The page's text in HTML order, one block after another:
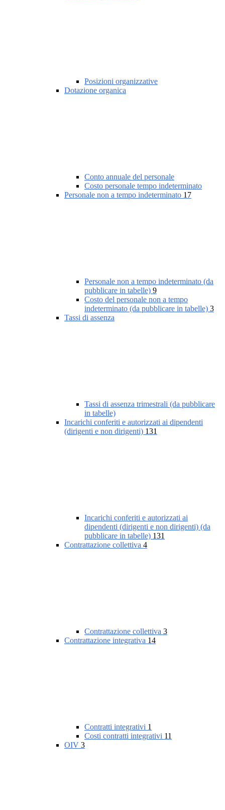
Posizioni organizzative
Dotazione organica
Conto annuale del personale
Costo personale tempo indeterminato
Personale non a tempo indeterminato 17
Personale non a tempo indeterminato (da
pubblicare in tabelle) 9
Costo del personale non a tempo
indeterminato (da pubblicare in tabelle) 3
Tassi di assenza
Tassi di assenza trimestrali (da pubblicare
in tabelle)
Incarichi conferiti e autorizzati ai dipendenti
(dirigenti e non dirigenti) 131
Incarichi conferiti e autorizzati ai
dipendenti (dirigenti e non dirigenti) (da
pubblicare in tabelle) 131
Contrattazione collettiva 4
Contrattazione collettiva 3
Contrattazione integrativa 14
Contratti integrativi 1
Costi contratti integrativi 11
OIV 3